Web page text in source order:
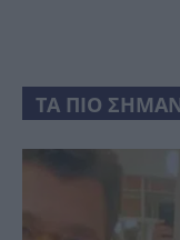
ΤΑ ΠΙΟ